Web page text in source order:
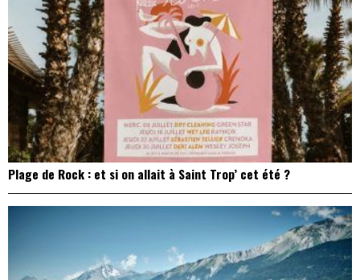
Plage de Rock : et si on allait à Saint Trop’ cet été ?